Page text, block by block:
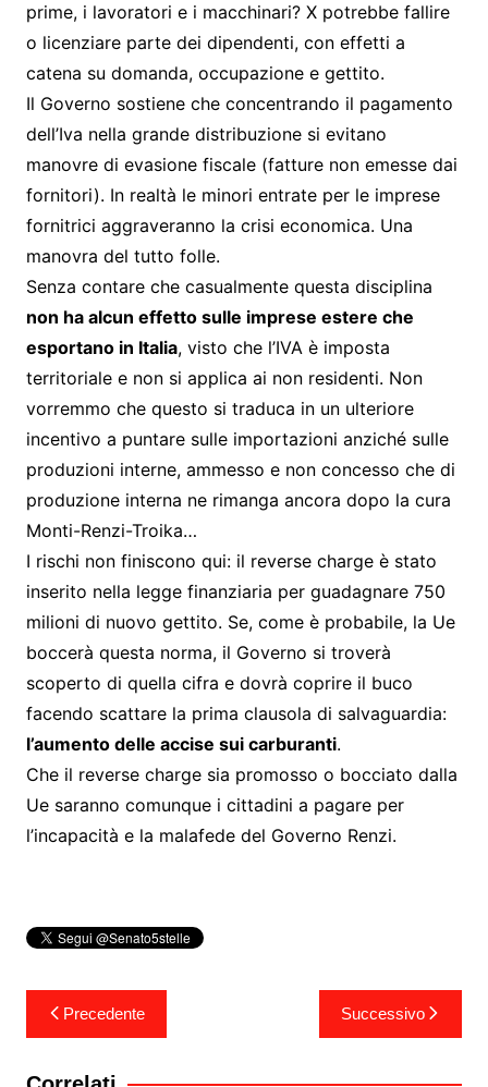
prime, i lavoratori e i macchinari? X potrebbe fallire
o licenziare parte dei dipendenti, con effetti a
catena su domanda, occupazione e gettito.
Il Governo sostiene che concentrando il pagamento
dell’Iva nella grande distribuzione si evitano
manovre di evasione fiscale (fatture non emesse dai
fornitori). In realtà le minori entrate per le imprese
fornitrici aggraveranno la crisi economica. Una
manovra del tutto folle.
Senza contare che casualmente questa disciplina
non ha alcun effetto sulle imprese estere che
esportano in Italia, visto che l’IVA è imposta
territoriale e non si applica ai non residenti. Non
vorremmo che questo si traduca in un ulteriore
incentivo a puntare sulle importazioni anziché sulle
produzioni interne, ammesso e non concesso che di
produzione interna ne rimanga ancora dopo la cura
Monti-Renzi-Troika…
I rischi non finiscono qui: il reverse charge è stato
inserito nella legge finanziaria per guadagnare 750
milioni di nuovo gettito. Se, come è probabile, la Ue
boccerà questa norma, il Governo si troverà
scoperto di quella cifra e dovrà coprire il buco
facendo scattare la prima clausola di salvaguardia:
l’aumento delle accise sui carburanti.
Che il reverse charge sia promosso o bocciato dalla
Ue saranno comunque i cittadini a pagare per
l’incapacità e la malafede del Governo Renzi.
Navigazione
articoli
Precedente Successivo